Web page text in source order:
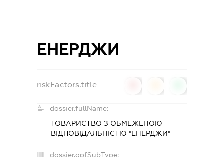
ЕНЕРДЖИ
riskFactors.title
dossier.fullName:
ТОВАРИСТВО З ОБМЕЖЕНОЮ
ВІДПОВІДАЛЬНІСТЮ "ЕНЕРДЖИ"
dossier.opfSubType: